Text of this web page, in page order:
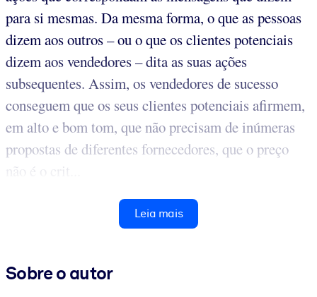
para si mesmas. Da mesma forma, o que as pessoas
dizem aos outros – ou o que os clientes potenciais
dizem aos vendedores – dita as suas ações
subsequentes. Assim, os vendedores de sucesso
conseguem que os seus clientes potenciais afirmem,
em alto e bom tom, que não precisam de inúmeras
propostas de diferentes fornecedores, que o preço
não é o crit...
Leia mais
Sobre o autor